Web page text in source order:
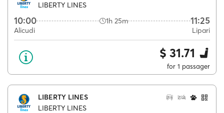
LIBERTY LINES
10:00 1h 25m 11:25
Alicudi Lipari
$ 31.71
for 1 passager
LIBERTY LINES
LIBERTY LINES